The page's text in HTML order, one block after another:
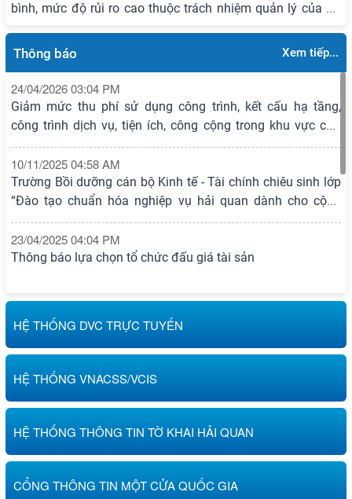
bình, mức độ rủi ro cao thuộc trách nhiệm quản lý của Bộ
30/07/2026 11:07 AM
Bộ trưởng Bộ Nông nghiệp và Môi trường đã ban hành
Thông tư số 28/2026/TT-BNNMT ngày 30/6/2026 sửa đổi,
bổ sung Thông tư số 75/2025/TT-BNNMT ngày
26/12/2025 của Bộ trưởng Bộ Nông nghiệp và Môi trường
sử dụng tại Việt Nam và Danh mục thuốc bảo vệ thực vật
cấm sử dụng tại Việt Nam, có hiệu lực thi hành kể từ ngày
15/8/2026.
30/07/2026 02:49 AM
nghiệp vụ xuất xứ hàng hóa và tháo gỡ các khó khăn,
vướng mắc nhằm thúc đẩy phát triển xuất khẩu góp phần
tăng trưởng hai con số
Thông báo Xem tiếp...
24/04/2026 03:04 PM
Giảm mức thu phí sử dụng công trình, kết cấu hạ tầng,
công trình dịch vụ, tiện ích, công cộng trong khu vực cửa
khẩu cảng biển Hải Phòng đối với mặt hàng lỏng (xăng,
dầu, khí)
10/11/2025 04:58 AM
Trường Bồi dưỡng cán bộ Kinh tế - Tài chính chiêu sinh lớp
“Đào tạo chuẩn hóa nghiệp vụ hải quan dành cho cộng
đồng doanh nghiệp” theo hình thức trực tuyến (mã chiêu
sinh: HQ-CHNV01/2025)
23/04/2025 04:04 PM
Thông báo lựa chọn tổ chức đấu giá tài sản
19/03/2025 05:03 AM
Hải quan Khu chế xuất và Khu Công nghiệp Hải Phòng
thông báo việc thực hiện khai báo Hải quan theo mô hình
tổ chức mới
15/03/2025 03:03 PM
Chi cục Hải quan khu vực III thông báo Về thay đổi thông
tin tài khoản thu NSNN
HỆ THỐNG DVC TRỰC TUYẾN
HỆ THỐNG VNACSS/VCIS
HỆ THỐNG THÔNG TIN TỜ KHAI HẢI QUAN
CỔNG THÔNG TIN MỘT CỬA QUỐC GIA